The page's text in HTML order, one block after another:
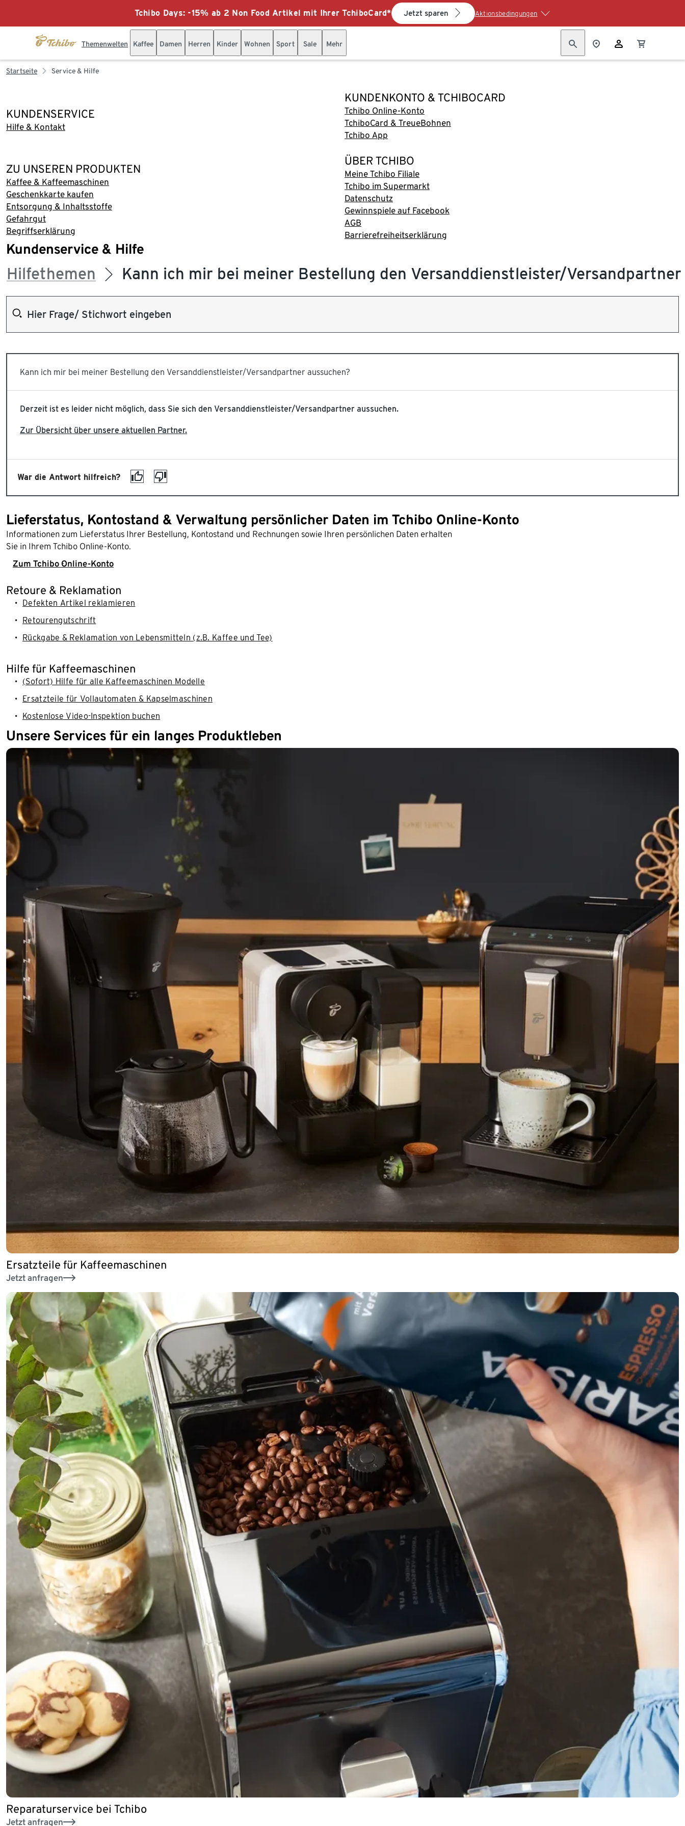
Tchibo Days: -15% ab 2 Non Food Artikel mit Ihrer TchiboCard* Jetzt sparen Aktionsbedingungen
Themenwelten Kaffee Damen Herren Kinder Wohnen Sport Sale Mehr
Startseite Service & Hilfe
KUNDENSERVICE
Hilfe & Kontakt
KUNDENKONTO & TCHIBOCARD
Tchibo Online-Konto
TchiboCard & TreueBohnen
Tchibo App
ZU UNSEREN PRODUKTEN
Kaffee & Kaffeemaschinen
Geschenkkarte kaufen
Entsorgung & Inhaltsstoffe
Gefahrgut
Begriffserklärung
ÜBER TCHIBO
Meine Tchibo Filiale
Tchibo im Supermarkt
Datenschutz
Gewinnspiele auf Facebook
AGB
Barrierefreiheitserklärung
Kundenservice & Hilfe
Hilfethemen Kann ich mir bei meiner Bestellung den Versanddienstleister/Versandpartner
Kann ich mir bei meiner Bestellung den Versanddienstleister/Versandpartner aussuchen?
Derzeit ist es leider nicht möglich, dass Sie sich den Versanddienstleister/Versandpartner aussuchen.
Zur Übersicht über unsere aktuellen Partner.
War die Antwort hilfreich?
Lieferstatus, Kontostand & Verwaltung persönlicher Daten im Tchibo Online-Konto
Informationen zum Lieferstatus Ihrer Bestellung, Kontostand und Rechnungen sowie Ihren persönlichen Daten erhalten
Sie in Ihrem Tchibo Online-Konto.
Zum Tchibo Online-Konto
Retoure & Reklamation
Defekten Artikel reklamieren
Retourengutschrift
Rückgabe & Reklamation von Lebensmitteln (z.B. Kaffee und Tee)
Hilfe für Kaffeemaschinen
(Sofort) Hilfe für alle Kaffeemaschinen Modelle
Ersatzteile für Vollautomaten & Kapselmaschinen
Kostenlose Video-Inspektion buchen
Unsere Services für ein langes Produktleben
Ersatzteile für Kaffeemaschinen
Jetzt anfragen
Reparaturservice bei Tchibo
Jetzt anfragen